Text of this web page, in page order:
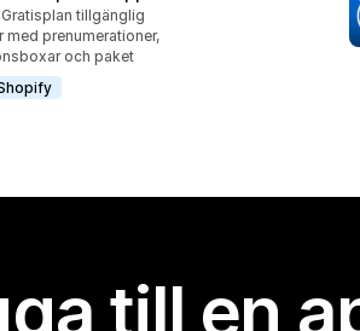
totalt
Gratisplan tillgänglig
med prenumerationer,
och paket
till en